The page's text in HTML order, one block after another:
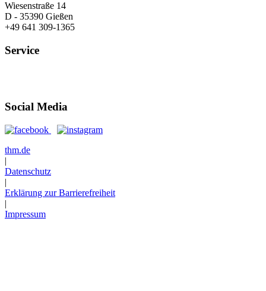
Wiesenstraße 14
D - 35390 Gießen
+49 641 309-1365
Service
Social Media
thm.de
|
Datenschutz
|
Erklärung zur Barrierefreiheit
|
Impressum